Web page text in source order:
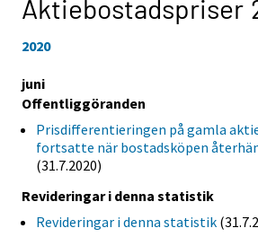
Aktiebostadspriser
2020
juni
Offentliggöranden
Prisdifferentieringen på gamla
fortsatte när bostadsköpen
(31.7.2020)
Revideringar i denna statistik
Revideringar i denna statistik